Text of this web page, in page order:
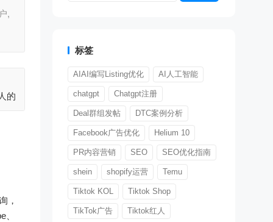
,
的
，
标签
AIAI编写Listing优化 AI人工智能
chatgpt Chatgpt注册
Deal群组发帖 DTC案例分析
Facebook广告优化 Helium 10
PR内容营销 SEO SEO优化指南
shein shopify运营 Temu
Tiktok KOL Tiktok Shop
TikTok广告 Tiktok红人